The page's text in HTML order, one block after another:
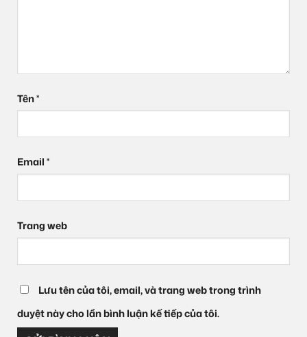
Tên*
Email*
Trang web
Lưu tên của tôi, email, và trang web trong trình
duyệt này cho lần bình luận kế tiếp của tôi.